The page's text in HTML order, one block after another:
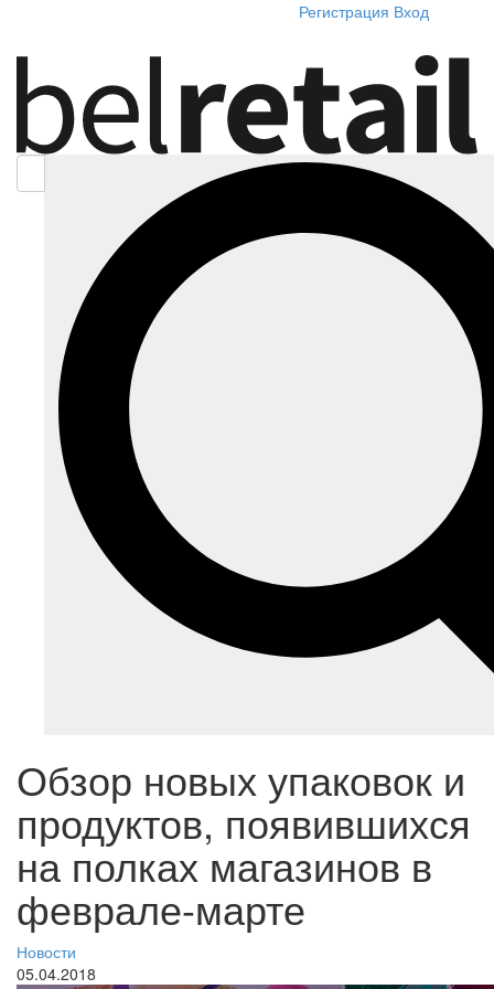
Регистрация Вход
Обзор новых упаковок и
продуктов, появившихся
на полках магазинов в
феврале-марте
Новости
05.04.2018